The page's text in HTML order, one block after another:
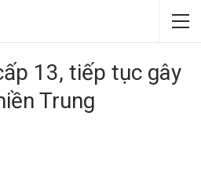
13, tiếp tục gây
Trung